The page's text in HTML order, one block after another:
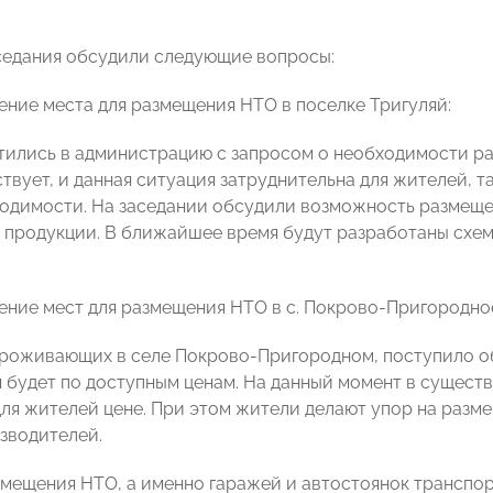
обсудили следующие вопросы:
места для размещения НТО в поселке Тригуляй:
в администрацию с запросом о необходимости
и данная ситуация затруднительна для жителей,
На заседании обсудили возможность
В ближайшее время будут разработаны
мест для размещения НТО в с. Покрово-
в селе Покрово-Пригородном, поступило
будет по доступным ценам. На данный момент в
жителей цене. При этом жители делают упор на
НТО, а именно гаражей и автостоянок